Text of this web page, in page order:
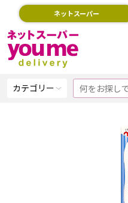
ネットスーパー
カテゴリー